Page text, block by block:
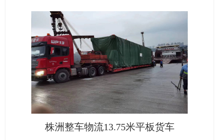
株洲整车物流13.75米平板货车